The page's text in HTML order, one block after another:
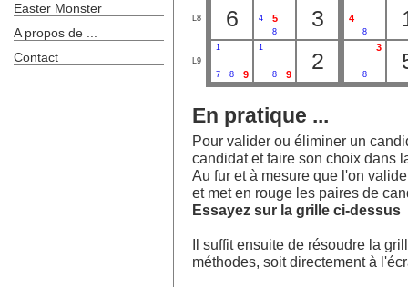
L8 6 4 5
8
3 4
8
L9
1
7 8 9
1
8 9
2
3
8
En pratique ...
Pour valider ou éliminer un
candidat et faire son choix dans
Au fur et à mesure que l'on
et met en rouge les paires de
Essayez sur la grille ci-dessus
Il suffit ensuite de résoudre la
méthodes, soit directement à
Easter Monster
A propos de ...
Contact